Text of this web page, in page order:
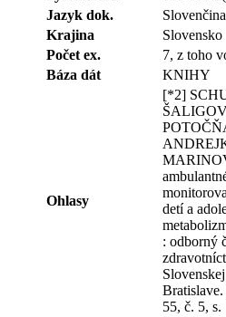
Jazyk dok.
Slovenčina
Krajina
Slovensko
Počet ex.
7, z toho
Báza dát
KNIHY
Ohlasy
[*2]
detí a
: odborný
55, č. 5, s.